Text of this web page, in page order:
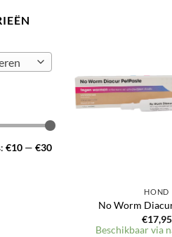
€10— €30
HOND
No Worm
€17,95
Beschikbaar via